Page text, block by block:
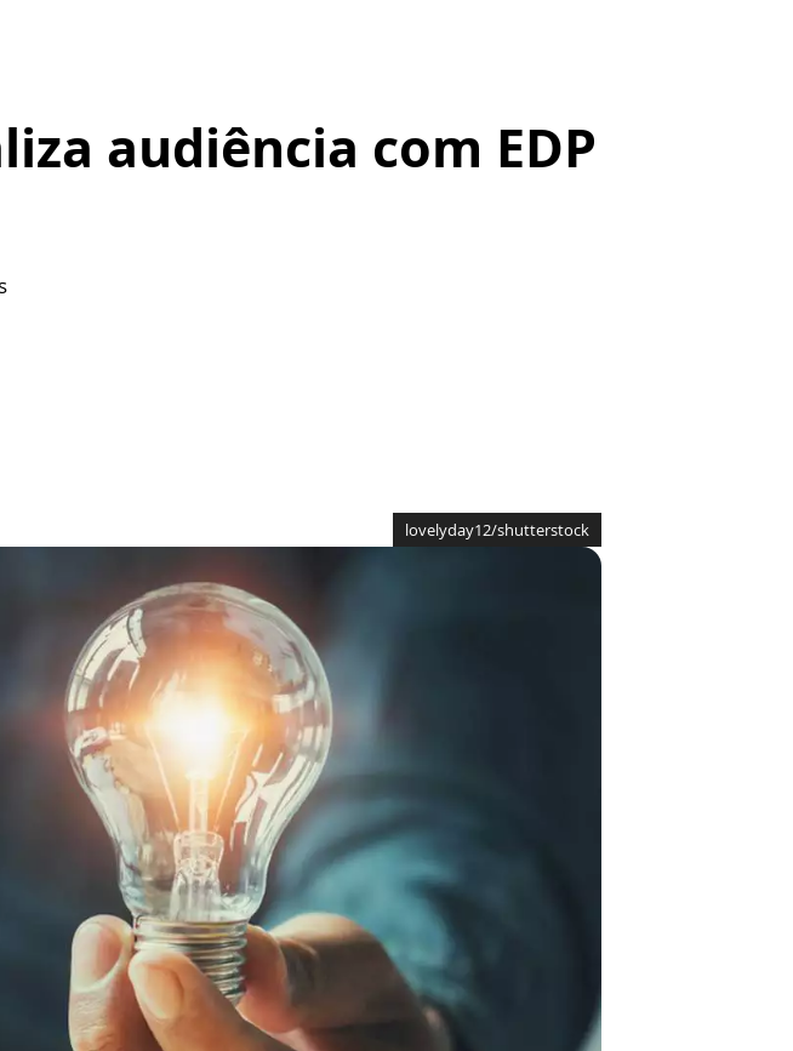
audiência com EDP
lovelyday12/shutterstock